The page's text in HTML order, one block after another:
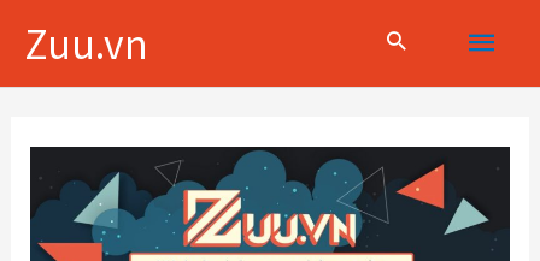
Zuu.vn
Main
Menu
viết